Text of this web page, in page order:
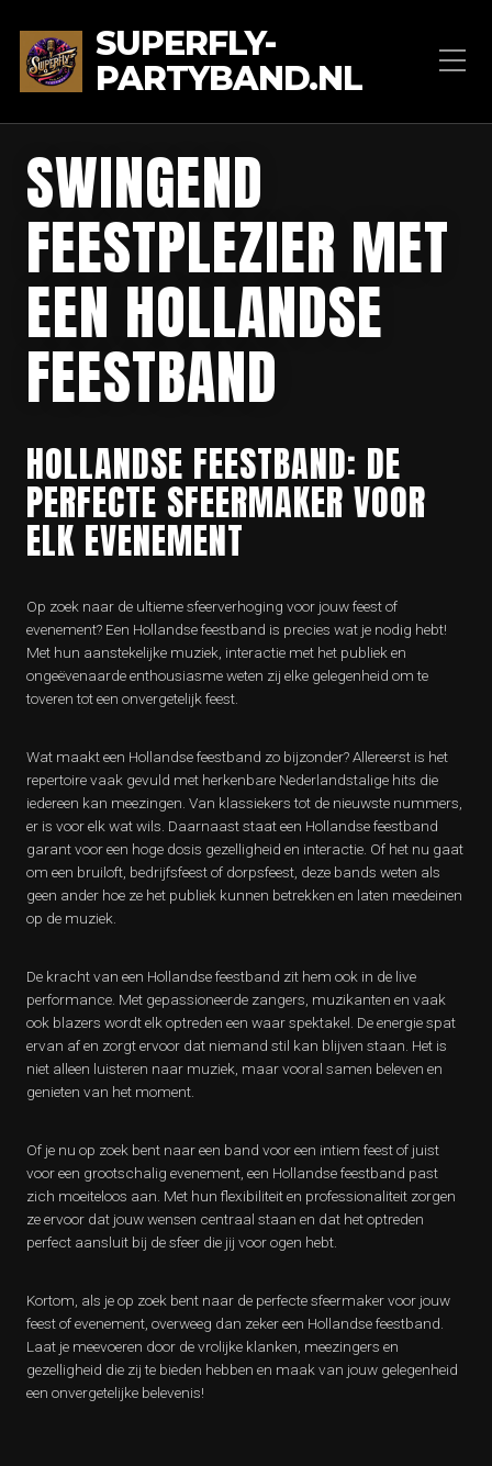
SUPERFLY-
PARTYBAND.NL
SWINGEND
FEESTPLEZIER MET
EEN HOLLANDSE
FEESTBAND
HOLLANDSE FEESTBAND: DE
PERFECTE SFEERMAKER VOOR
ELK EVENEMENT
Op zoek naar de ultieme sfeerverhoging voor jouw feest of
evenement? Een Hollandse feestband is precies wat je nodig hebt!
Met hun aanstekelijke muziek, interactie met het publiek en
ongeëvenaarde enthousiasme weten zij elke gelegenheid om te
toveren tot een onvergetelijk feest.
Wat maakt een Hollandse feestband zo bijzonder? Allereerst is het
repertoire vaak gevuld met herkenbare Nederlandstalige hits die
iedereen kan meezingen. Van klassiekers tot de nieuwste nummers,
er is voor elk wat wils. Daarnaast staat een Hollandse feestband
garant voor een hoge dosis gezelligheid en interactie. Of het nu gaat
om een bruiloft, bedrijfsfeest of dorpsfeest, deze bands weten als
geen ander hoe ze het publiek kunnen betrekken en laten meedeinen
op de muziek.
De kracht van een Hollandse feestband zit hem ook in de live
performance. Met gepassioneerde zangers, muzikanten en vaak
ook blazers wordt elk optreden een waar spektakel. De energie spat
ervan af en zorgt ervoor dat niemand stil kan blijven staan. Het is
niet alleen luisteren naar muziek, maar vooral samen beleven en
genieten van het moment.
Of je nu op zoek bent naar een band voor een intiem feest of juist
voor een grootschalig evenement, een Hollandse feestband past
zich moeiteloos aan. Met hun flexibiliteit en professionaliteit zorgen
ze ervoor dat jouw wensen centraal staan en dat het optreden
perfect aansluit bij de sfeer die jij voor ogen hebt.
Kortom, als je op zoek bent naar de perfecte sfeermaker voor jouw
feest of evenement, overweeg dan zeker een Hollandse feestband.
Laat je meevoeren door de vrolijke klanken, meezingers en
gezelligheid die zij te bieden hebben en maak van jouw gelegenheid
een onvergetelijke belevenis!